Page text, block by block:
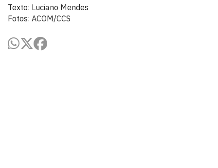
Texto: Luciano Mendes
Fotos: ACOM/CCS